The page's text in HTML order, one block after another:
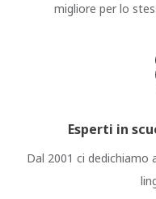
migliore per lo
Esperti in
Dal 2001 ci dedichiamo